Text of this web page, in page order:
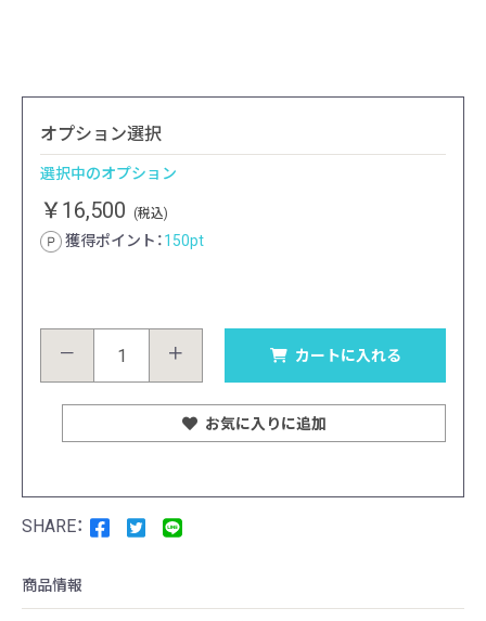
オプション選択
選択中のオプション
￥16,500 (税込)
獲得ポイント：150pt
－ ＋ カートに入れる
お気に入りに追加
商品情報